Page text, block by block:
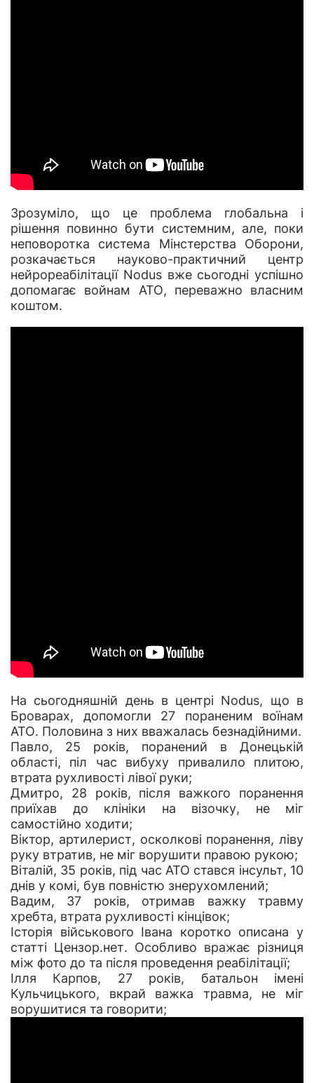
Зрозуміло, що це проблема глобальна і
рішення повинно бути системним, але, поки
неповоротка система Мінстерства Оборони,
розкачається науково-практичний центр
нейрореабілітації Nodusвже сьогодні успішно
допомагає войнам АТО, переважно власним
коштом.
На сьогодняшній день в центрі Nodus, що в
Броварах, допомогли 27 пораненим воїнам
АТО. Половина з них вважалась безнадійними.
Павло, 25 років, поранений в Донецькій
області, піл час вибуху привалило плитою,
втрата рухливості лівої руки;
Дмитро, 28 років, після важкого поранення
приїхав до клініки на візочку, не міг
самостійно ходити;
Віктор, артилерист, осколкові поранення, ліву
руку втратив, не міг ворушити правою рукою;
Віталій, 35 років, під час АТО стався інсульт, 10
днів у комі, був повністю знерухомлений;
Вадим, 37 років, отримав важку травму
хребта, втрата рухливості кінцівок;
Історія військового Івана коротко описана у
статті Цензор.нет. Особливо вражає різниця
між фото до та після проведення реабілітації;
Ілля Карпов, 27 років, батальон імені
Кульчицького, вкрай важка травма, не міг
ворушитися та говорити;